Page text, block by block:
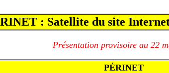
: Satellite du site
Présentation provisoire au 22
PÉRINET